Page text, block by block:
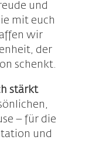
und
mit euch
wir
der
schenkt.
stärkt
– für die
und